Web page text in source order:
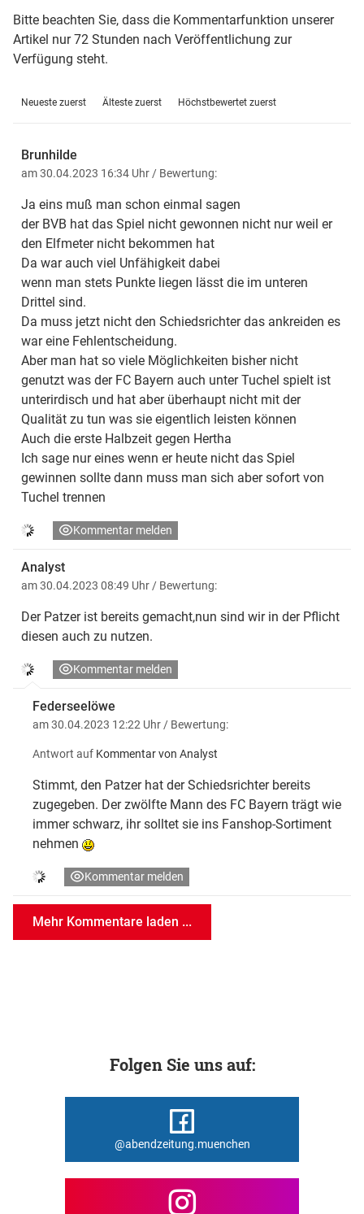
Bitte beachten Sie, dass die Kommentarfunktion unserer
Artikel nur 72 Stunden nach Veröffentlichung zur
Verfügung steht.
Neueste zuerst Älteste zuerst Höchstbewertet zuerst
Brunhilde
am 30.04.2023 16:34 Uhr/ Bewertung:
Ja eins muß man schon einmal sagen
der BVB hat das Spiel nicht gewonnen nicht nur weil er
den Elfmeter nicht bekommen hat
Da war auch viel Unfähigkeit dabei
wenn man stets Punkte liegen lässt die im unteren
Drittel sind.
Da muss jetzt nicht den Schiedsrichter das ankreiden es
war eine Fehlentscheidung.
Aber man hat so viele Möglichkeiten bisher nicht
genutzt was der FC Bayern auch unter Tuchel spielt ist
unterirdisch und hat aber überhaupt nicht mit der
Qualität zu tun was sie eigentlich leisten können
Auch die erste Halbzeit gegen Hertha
Ich sage nur eines wenn er heute nicht das Spiel
gewinnen sollte dann muss man sich aber sofort von
Tuchel trennen
Kommentar melden
Analyst
am 30.04.2023 08:49 Uhr/ Bewertung:
Der Patzer ist bereits gemacht,nun sind wir in der Pflicht
diesen auch zu nutzen.
Kommentar melden
Federseelöwe
am 30.04.2023 12:22 Uhr/ Bewertung:
Antwort auf Kommentar von Analyst
Stimmt, den Patzer hat der Schiedsrichter bereits
zugegeben. Der zwölfte Mann des FC Bayern trägt wie
immer schwarz, ihr solltet sie ins Fanshop-Sortiment
nehmen
Kommentar melden
Mehr Kommentare laden ...
Folgen Sie uns auf:
@abendzeitung.muenchen